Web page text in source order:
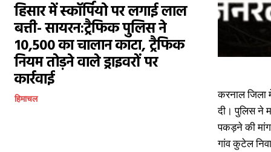
हिसार में स्कॉर्पियो पर लगाई लाल
बत्ती- सायरन:ट्रैफिक पुलिस ने
₹10,500 का चालान काटा, ट्रैफिक
नियम तोड़ने वाले ड्राइवरों पर
कार्रवाई
हिमाचल
करनाल जिला
दी। पुलिस ने
पकड़ने की
गांव कुटेल